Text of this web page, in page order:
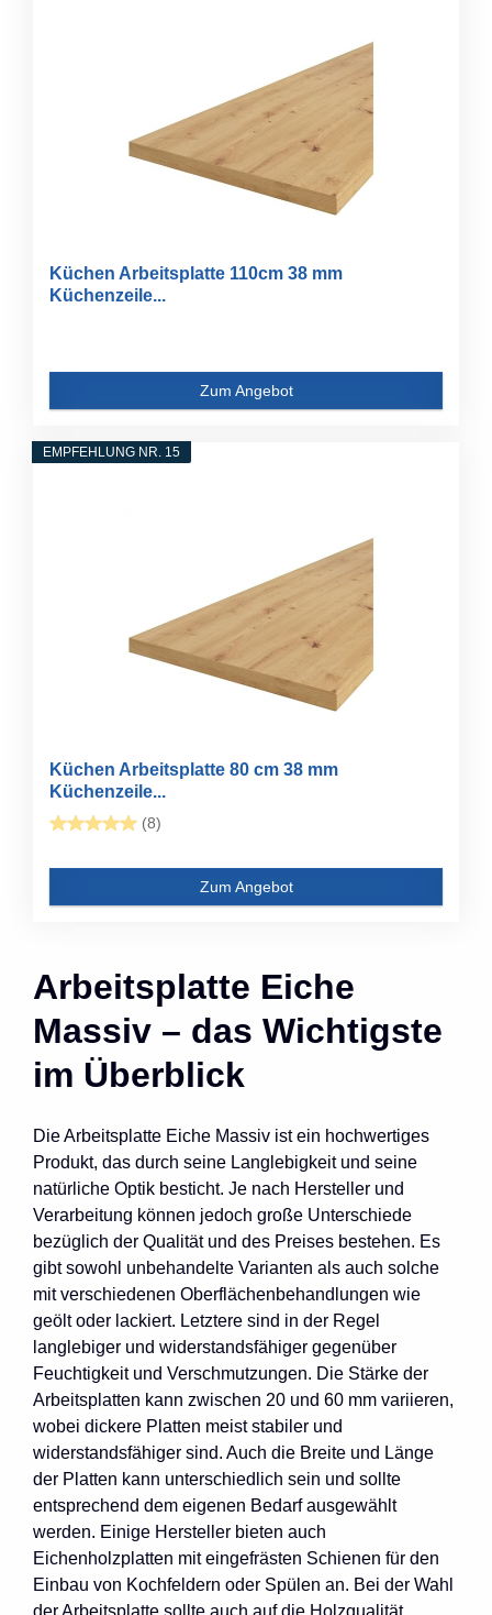
Küchen Arbeitsplatte 110cm 38 mm
Küchenzeile...
Zum Angebot
EMPFEHLUNG NR. 15
Küchen Arbeitsplatte 80 cm 38 mm
Küchenzeile...
(8)
Zum Angebot
Arbeitsplatte Eiche
Massiv – das Wichtigste
im Überblick
Die Arbeitsplatte Eiche Massiv ist ein hochwertiges
Produkt, das durch seine Langlebigkeit und seine
natürliche Optik besticht. Je nach Hersteller und
Verarbeitung können jedoch große Unterschiede
bezüglich der Qualität und des Preises bestehen. Es
gibt sowohl unbehandelte Varianten als auch solche
mit verschiedenen Oberflächenbehandlungen wie
geölt oder lackiert. Letztere sind in der Regel
langlebiger und widerstandsfähiger gegenüber
Feuchtigkeit und Verschmutzungen. Die Stärke der
Arbeitsplatten kann zwischen 20 und 60 mm variieren,
wobei dickere Platten meist stabiler und
widerstandsfähiger sind. Auch die Breite und Länge
der Platten kann unterschiedlich sein und sollte
entsprechend dem eigenen Bedarf ausgewählt
werden. Einige Hersteller bieten auch
Eichenholzplatten mit eingefrästen Schienen für den
Einbau von Kochfeldern oder Spülen an. Bei der Wahl
der Arbeitsplatte sollte auch auf die Holzqualität